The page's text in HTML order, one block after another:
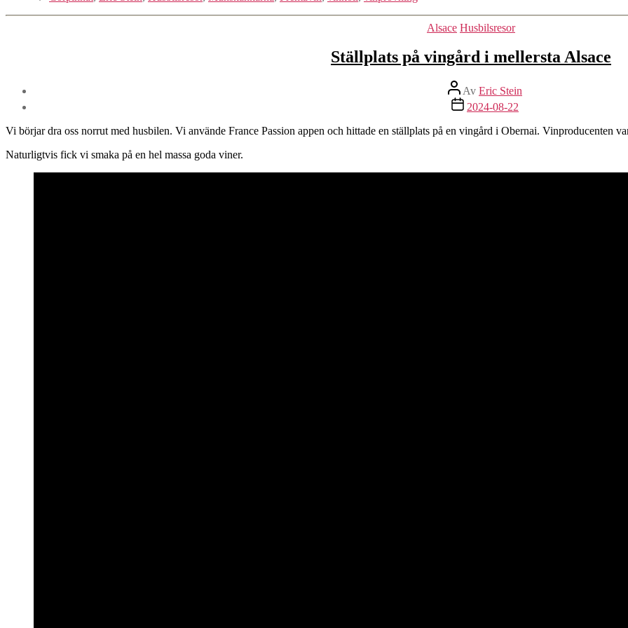
Kategorier
Alsace Husbilsresor
Ställplats på vingård i mellersta Alsace
Inläggsförfattare
Av Eric Stein
Inläggsdatum
2024-08-22
Vi börjar dra oss norrut med husbilen. Vi använde France Passion appen och hittade en ställplats på en vingård i Obernai. Vinproducenten
Naturligtvis fick vi smaka på en hel massa goda viner.